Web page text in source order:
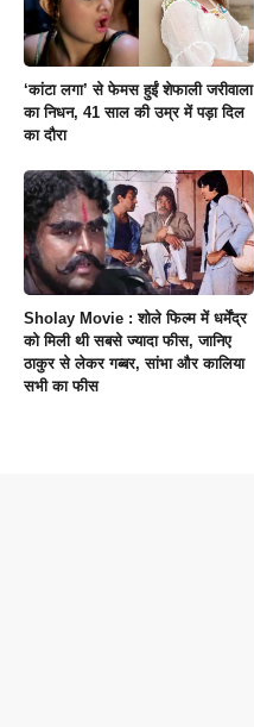
‘कांटा लगा’ से फेमस हुईं शेफाली जरीवाला
का निधन, 41 साल की उम्र में पड़ा दिल
का दौरा
Sholay Movie : शोले फिल्म में धर्मेंद्र
को मिली थी सबसे ज्यादा फीस, जानिए
ठाकुर से लेकर गब्बर, सांभा और कालिया
सभी का फीस